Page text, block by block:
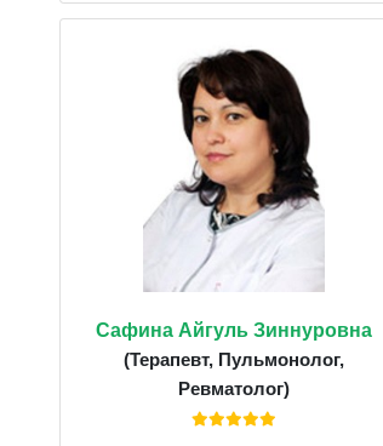
Сафина Айгуль Зиннуровна
(Терапевт, Пульмонолог,
Ревматолог)